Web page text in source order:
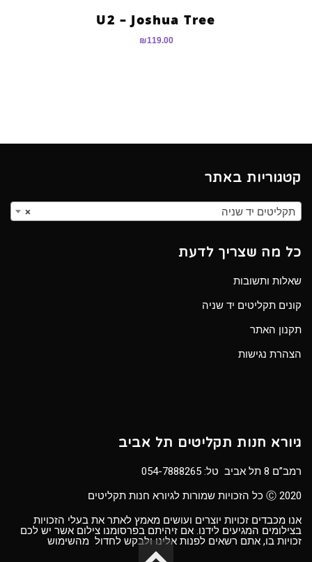
U2 – Joshua Tree
₪119.00
קטגוריות באתר
× תקליטים יד שניה
כל מה שצריך לדעת
שאלות ותשובות
קונים תקליטים יד שניה
תקנון האתר
הצהרת נגישות
גיורא חנות תקליטים תל אביב
רמב”ם 8 תל אביב טל:
054-7888265
Ⓒ 2020 כל הזכויות שמורות לגיורא חנות תקליטים
אנו מכבדים זכויות יוצרים ועושים מאמץ לאתר את בעלי הזכויות
בצילומים המגיעים לידנו. אם זיהיתם בפרסומנו צילום אשר יש לכם
זכויות בו, אתם רשאים לפנות אלינו ולבקש לחדול מהשימוש